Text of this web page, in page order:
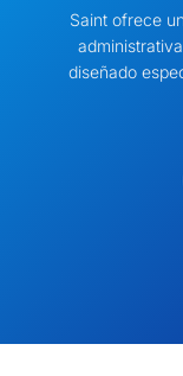
Saint ofrece
diseñado